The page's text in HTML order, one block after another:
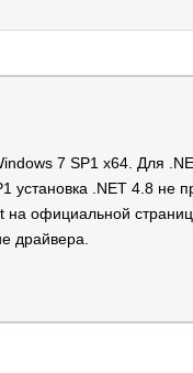
7 SP1 x64. Для
установка .NET 4.8 не
официальной
драйвера.